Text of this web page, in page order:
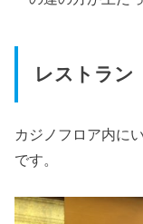
レストラン
カジノフロア内に
です。